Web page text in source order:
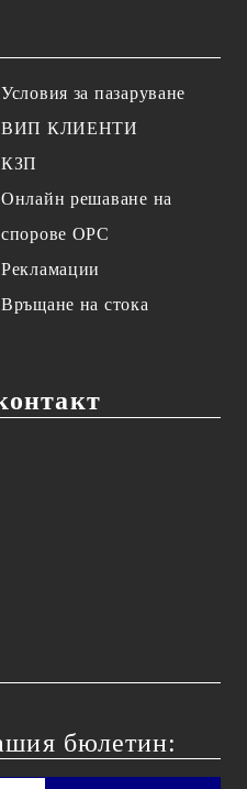
Условия за пазаруване
ВИП КЛИЕНТИ
КЗП
Онлайн решаване на
спорове OPC
Рекламации
Връщане на стока
бюлетин: